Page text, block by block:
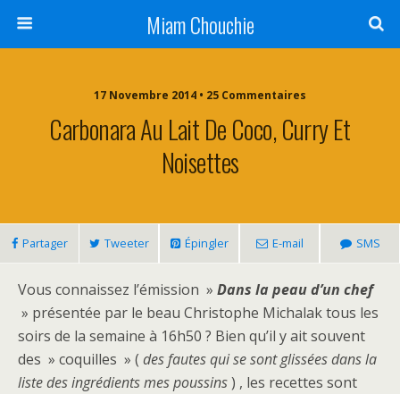
Miam Chouchie
17 Novembre 2014 • 25 Commentaires
Carbonara Au Lait De Coco, Curry Et
Noisettes
Partager Tweeter Épingler E-mail SMS
Vous connaissez l’émission » Dans la peau d’un chef
» présentée par le beau Christophe Michalak tous les
soirs de la semaine à 16h50 ? Bien qu’il y ait souvent
des » coquilles » ( des fautes qui se sont glissées dans la
liste des ingrédients mes poussins) , les recettes sont